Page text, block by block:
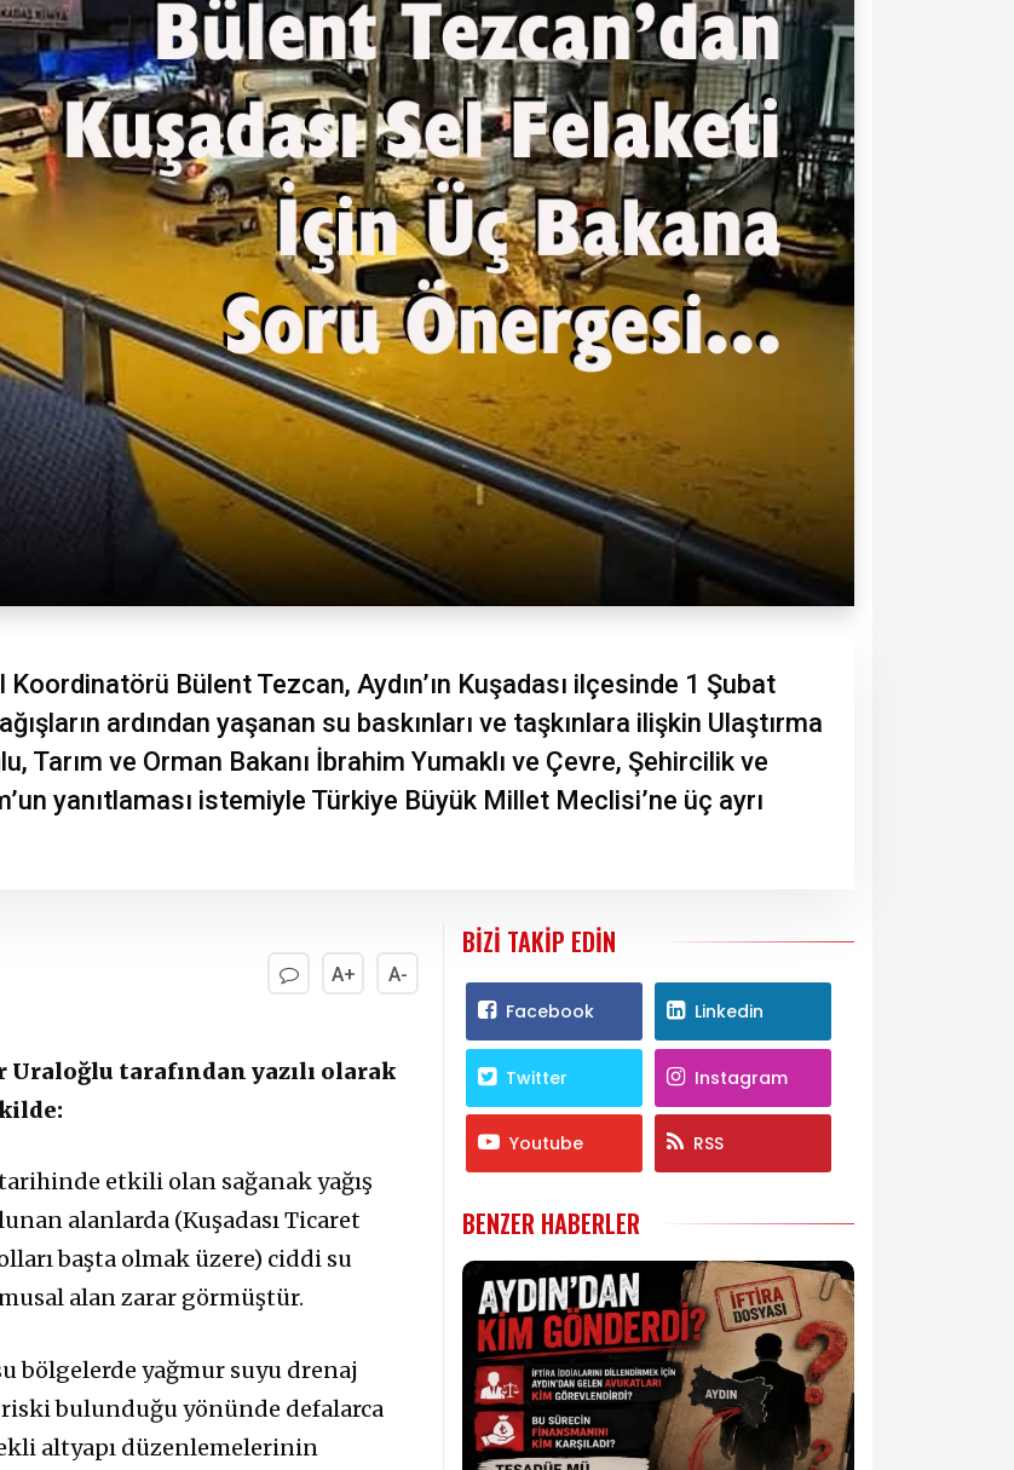
Bülent Tezcan, Aydın’ın Kuşadası ilçesinde 1 Şubat
ardından yaşanan su baskınları ve taşkınlara ilişkin Ulaştırma
Tarım ve Orman Bakanı İbrahim Yumaklı ve Çevre, Şehircilik ve
yanıtlaması istemiyle Türkiye Büyük Millet Meclisi’ne üç ayrı
A+ A-
Uraloğlu tarafından yazılı olarak
etkili olan sağanak yağış
alanlarda (Kuşadası Ticaret
başta olmak üzere) ciddi su
alan zarar görmüştür.
bölgelerde yağmur suyu drenaj
riski bulunduğu yönünde defalarca
altyapı düzenlemelerinin
BIZI TAKIP EDIN
Facebook Linkedin
Twitter Instagram
Youtube RSS
BENZER HABERLER